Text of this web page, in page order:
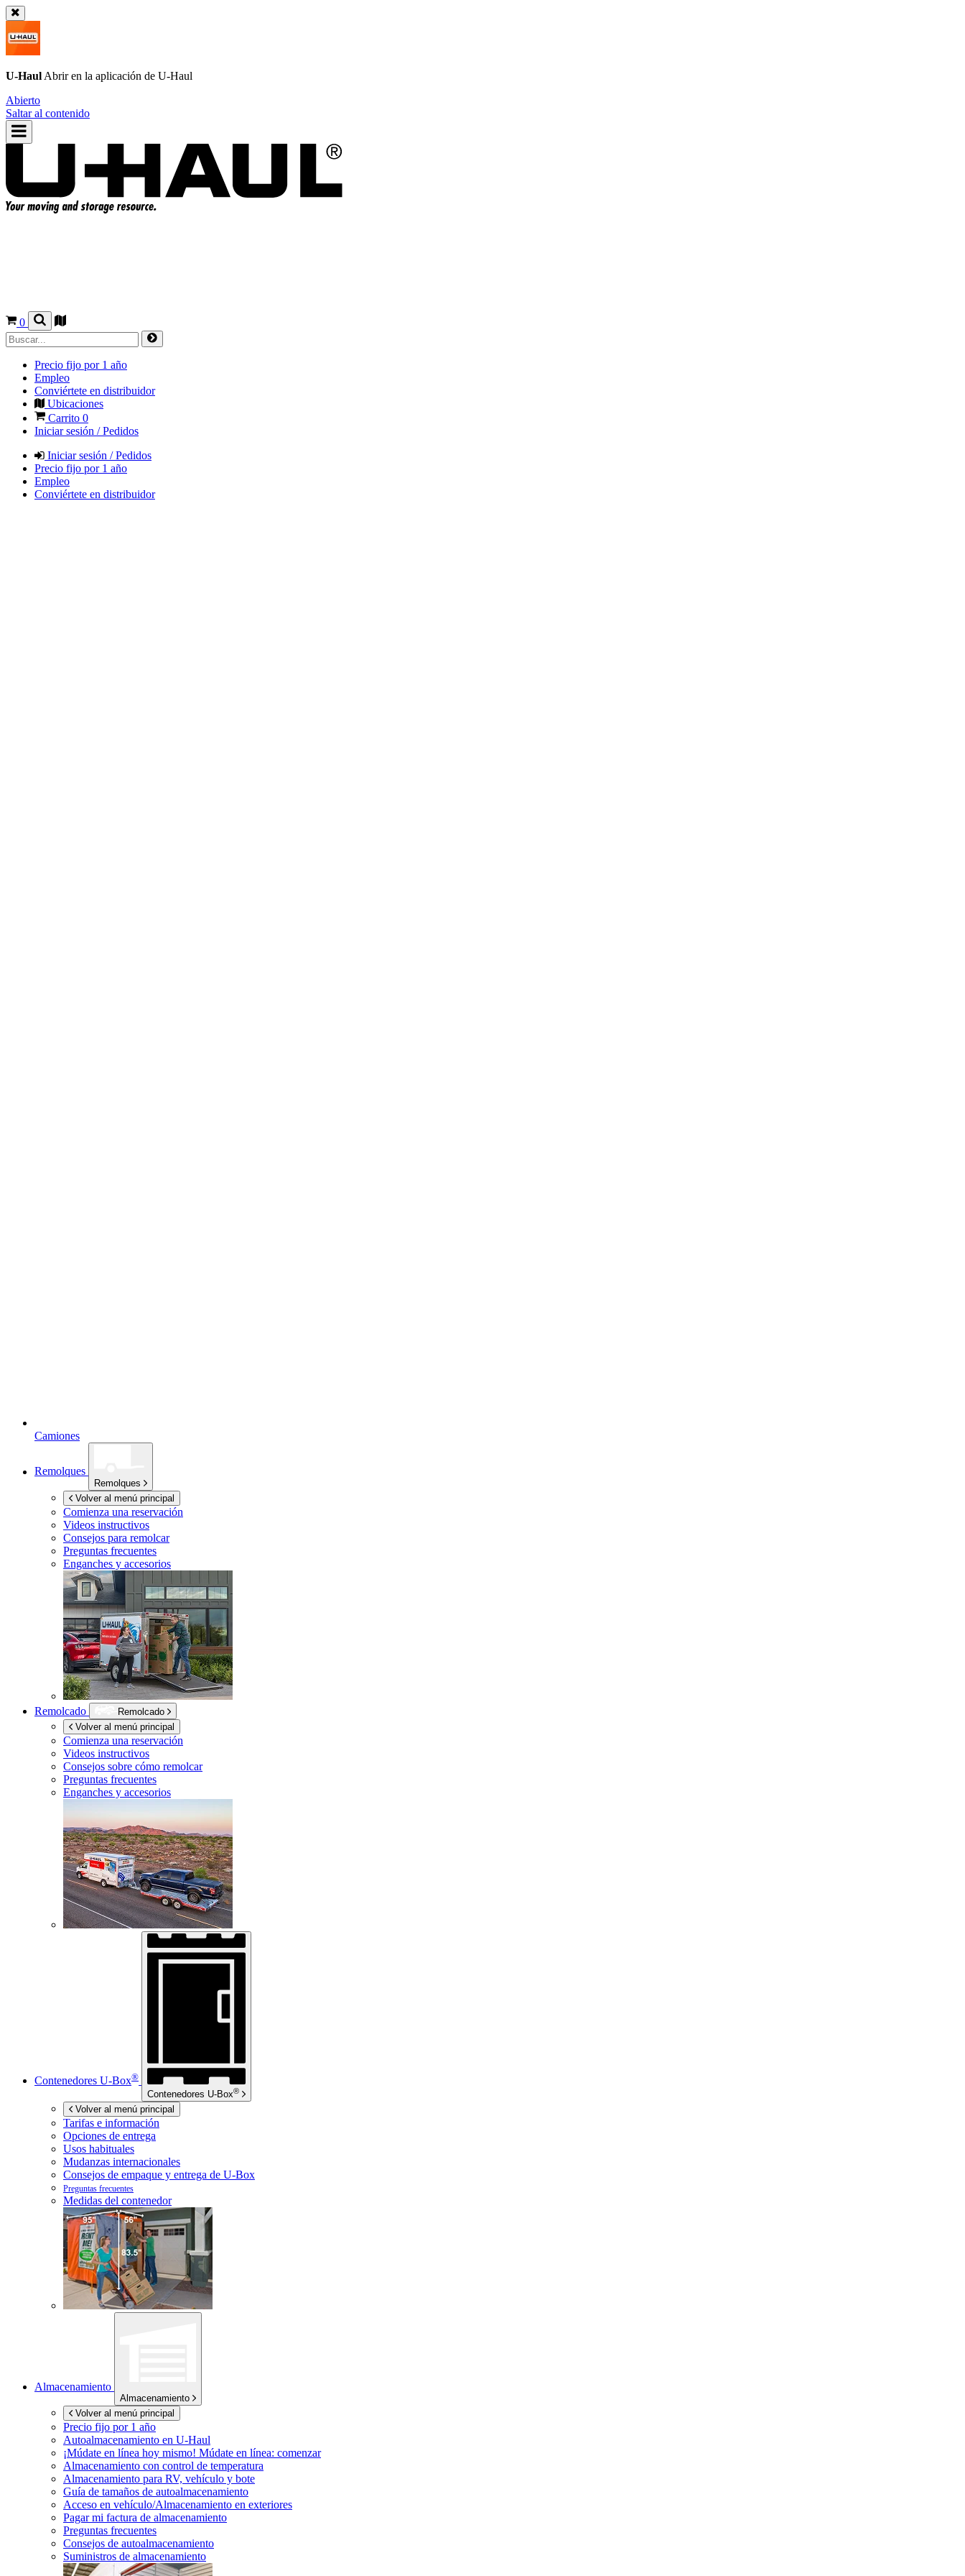
U-Haul Abrir en la aplicación de U-Haul
Abierto
Saltar al contenido
0
Precio fijo por 1 año
Empleo
Conviértete en distribuidor
Ubicaciones
Carrito 0
Iniciar sesión / Pedidos
Iniciar sesión / Pedidos
Precio fijo por 1 año
Empleo
Conviértete en distribuidor
Camiones
Remolques
Remolques
Volver al menú principal
Comienza una reservación
Videos instructivos
Consejos para remolcar
Preguntas frecuentes
Enganches y accesorios
Remolcado
Remolcado
Volver al menú principal
Comienza una reservación
Videos instructivos
Consejos sobre cómo remolcar
Preguntas frecuentes
Enganches y accesorios
Contenedores U-Box®
Contenedores U-Box®
Volver al menú principal
Tarifas e información
Opciones de entrega
Usos habituales
Mudanzas internacionales
Consejos de empaque y entrega de U-Box
Preguntas frecuentes
Medidas del contenedor
Almacenamiento
Almacenamiento
Volver al menú principal
Precio fijo por 1 año
Autoalmacenamiento en U-Haul
¡Múdate en línea hoy mismo! Múdate en línea: comenzar
Almacenamiento con control de temperatura
Almacenamiento para RV, vehículo y bote
Guía de tamaños de autoalmacenamiento
Acceso en vehículo/Almacenamiento en exteriores
Pagar mi factura de almacenamiento
Preguntas frecuentes
Consejos de autoalmacenamiento
Suministros de almacenamiento